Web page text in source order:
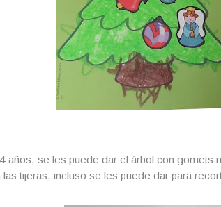
años, se les puede dar el árbol con gomets
tijeras, incluso se les puede dar para